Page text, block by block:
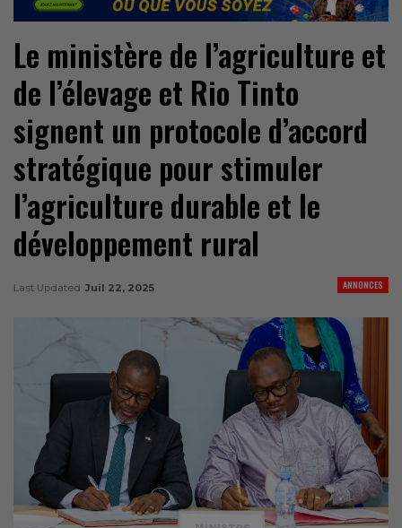
Le ministère de l’agriculture et
de l’élevage et Rio Tinto
signent un protocole d’accord
stratégique pour stimuler
l’agriculture durable et le
développement rural
ANNONCES
Last Updated Juil 22, 2025